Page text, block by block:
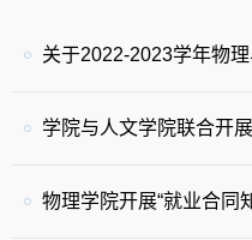
关于2022-2023学年物理与光电工程学院国家奖学金（本科）、国
学院与人文学院联合开
物理学院开展“就业合同